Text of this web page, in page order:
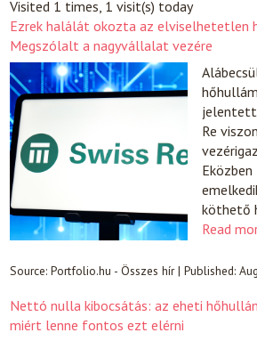
Visited 1 times, 1 visit(s) today
Ezrek halálát okozta az elviselhetetlen
Megszólalt a nagyvállalat vezére
jelentett
Re
köthető
Read
Source:Portfolio.hu - Összes hír|Published:
Nettó nulla kibocsátás: az eheti
miért lenne fontos ezt elérni